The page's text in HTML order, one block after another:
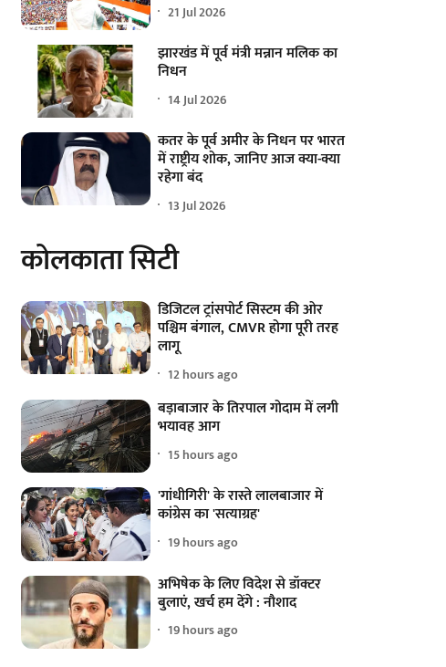
21 Jul 2026
झारखंड में पूर्व मंत्री मन्नान मलिक का
निधन
14 Jul 2026
कतर के पूर्व अमीर के निधन पर भारत
में राष्ट्रीय शोक, जानिए आज क्या-क्या
रहेगा बंद
13 Jul 2026
कोलकाता सिटी
डिजिटल ट्रांसपोर्ट सिस्टम की ओर
पश्चिम बंगाल, CMVR होगा पूरी तरह
लागू
12 hours ago
बड़ाबाजार के तिरपाल गोदाम में लगी
भयावह आग
15 hours ago
'गांधीगिरी' के रास्ते लालबाजार में
कांग्रेस का 'सत्याग्रह'
19 hours ago
अभिषेक के लिए विदेश से डॉक्टर
बुलाएं, खर्च हम देंगे : नौशाद
19 hours ago